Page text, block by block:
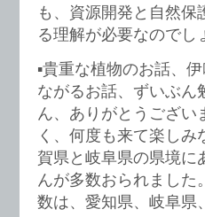
も、資源開発と自然
る理解が必要なのでし
▪️貴重な植物のお話、
ながるお話、ずいぶん
ん、ありがとうござい
く、何度も来て楽し
賀県と岐阜県の県境に
んが多数おられました
数は、愛知県、岐阜県